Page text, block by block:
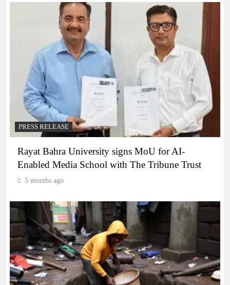
PRESS RELEASE
Rayat Bahra University signs MoU for AI-
Enabled Media School with The Tribune Trust
5 months ago